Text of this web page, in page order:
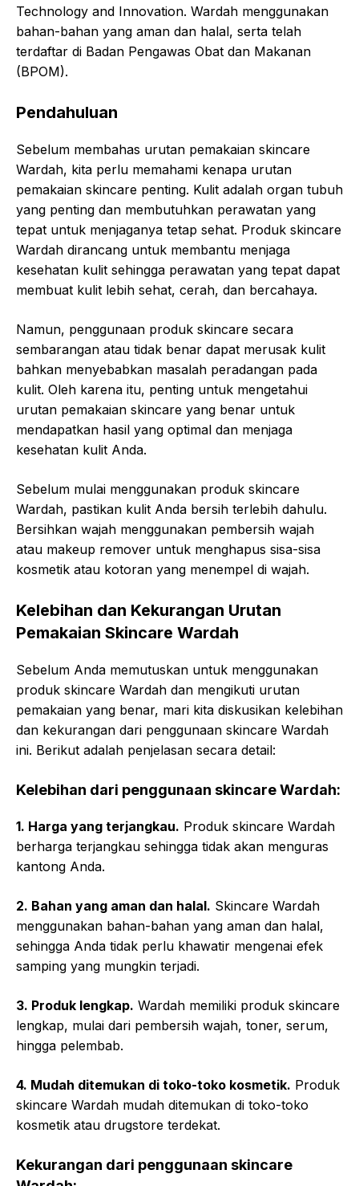
Technology and Innovation. Wardah menggunakan
bahan-bahan yang aman dan halal, serta telah
terdaftar di Badan Pengawas Obat dan Makanan
(BPOM).
Pendahuluan
Sebelum membahas urutan pemakaian skincare
Wardah, kita perlu memahami kenapa urutan
pemakaian skincare penting. Kulit adalah organ tubuh
yang penting dan membutuhkan perawatan yang
tepat untuk menjaganya tetap sehat. Produk skincare
Wardah dirancang untuk membantu menjaga
kesehatan kulit sehingga perawatan yang tepat dapat
membuat kulit lebih sehat, cerah, dan bercahaya.
Namun, penggunaan produk skincare secara
sembarangan atau tidak benar dapat merusak kulit
bahkan menyebabkan masalah peradangan pada
kulit. Oleh karena itu, penting untuk mengetahui
urutan pemakaian skincare yang benar untuk
mendapatkan hasil yang optimal dan menjaga
kesehatan kulit Anda.
Sebelum mulai menggunakan produk skincare
Wardah, pastikan kulit Anda bersih terlebih dahulu.
Bersihkan wajah menggunakan pembersih wajah
atau makeup remover untuk menghapus sisa-sisa
kosmetik atau kotoran yang menempel di wajah.
Kelebihan dan Kekurangan Urutan
Pemakaian Skincare Wardah
Sebelum Anda memutuskan untuk menggunakan
produk skincare Wardah dan mengikuti urutan
pemakaian yang benar, mari kita diskusikan kelebihan
dan kekurangan dari penggunaan skincare Wardah
ini. Berikut adalah penjelasan secara detail:
Kelebihan dari penggunaan skincare Wardah:
1. Harga yang terjangkau. Produk skincare Wardah
berharga terjangkau sehingga tidak akan menguras
kantong Anda.
2. Bahan yang aman dan halal. Skincare Wardah
menggunakan bahan-bahan yang aman dan halal,
sehingga Anda tidak perlu khawatir mengenai efek
samping yang mungkin terjadi.
3. Produk lengkap. Wardah memiliki produk skincare
lengkap, mulai dari pembersih wajah, toner, serum,
hingga pelembab.
4. Mudah ditemukan di toko-toko kosmetik. Produk
skincare Wardah mudah ditemukan di toko-toko
kosmetik atau drugstore terdekat.
Kekurangan dari penggunaan skincare